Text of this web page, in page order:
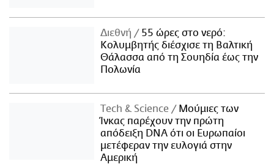
Διεθνή
55 ώρες στο νερό:
Κολυμβητής διέσχισε τη Βαλτική
Θάλασσα από τη Σουηδία έως την
Πολωνία
Τech & Science
Μούμιες των
Ίνκας παρέχουν την πρώτη
απόδειξη DNA ότι οι Ευρωπαίοι
μετέφεραν την ευλογιά στην
Αμερική